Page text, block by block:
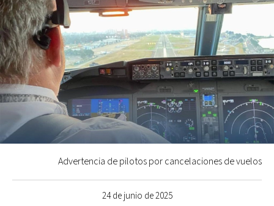
24 de junio de 2025
Advertencia de pilotos por cancelaciones de vuelos